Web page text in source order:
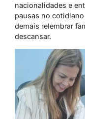
nacionalidades e
pausas no
demais relembrar
descansar.